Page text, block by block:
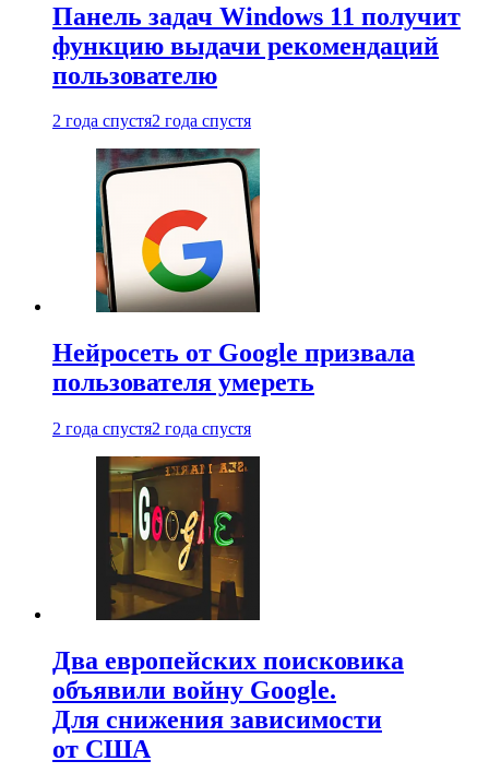
Панель задач Windows 11 получит
функцию выдачи рекомендаций
пользователю
2 года спустя2 года спустя
Нейросеть от Google призвала
пользователя умереть
2 года спустя2 года спустя
Два европейских поисковика
объявили войну Google.
Для снижения зависимости
от США